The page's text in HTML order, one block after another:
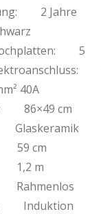
2 Jahre
5
40A
86×49 cm
Glaskeramik
59 cm
1,2 m
Rahmenlos
Induktion